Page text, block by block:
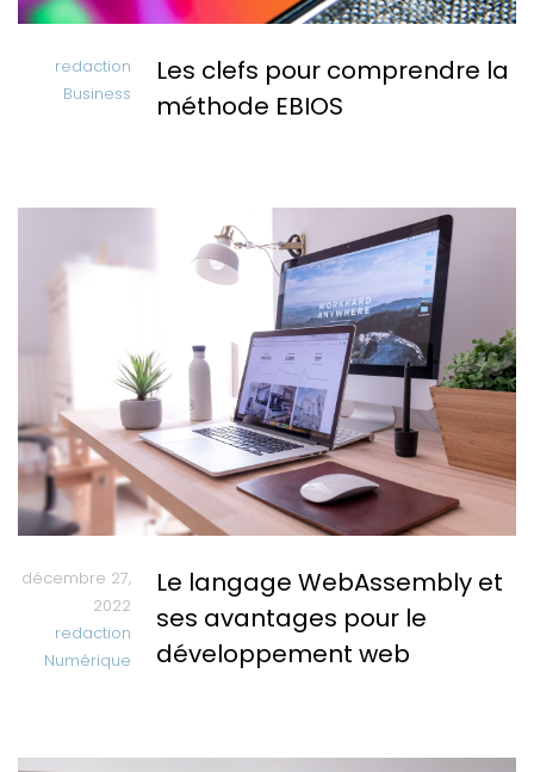
redaction
Business
Les clefs pour comprendre la
méthode EBIOS
décembre 27,
2022
redaction
Numérique
Le langage WebAssembly et
ses avantages pour le
développement web